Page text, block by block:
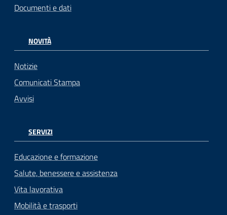
Documenti e dati
NOVITÀ
Notizie
Comunicati Stampa
Avvisi
SERVIZI
Educazione e formazione
Salute, benessere e assistenza
Vita lavorativa
Mobilità e trasporti